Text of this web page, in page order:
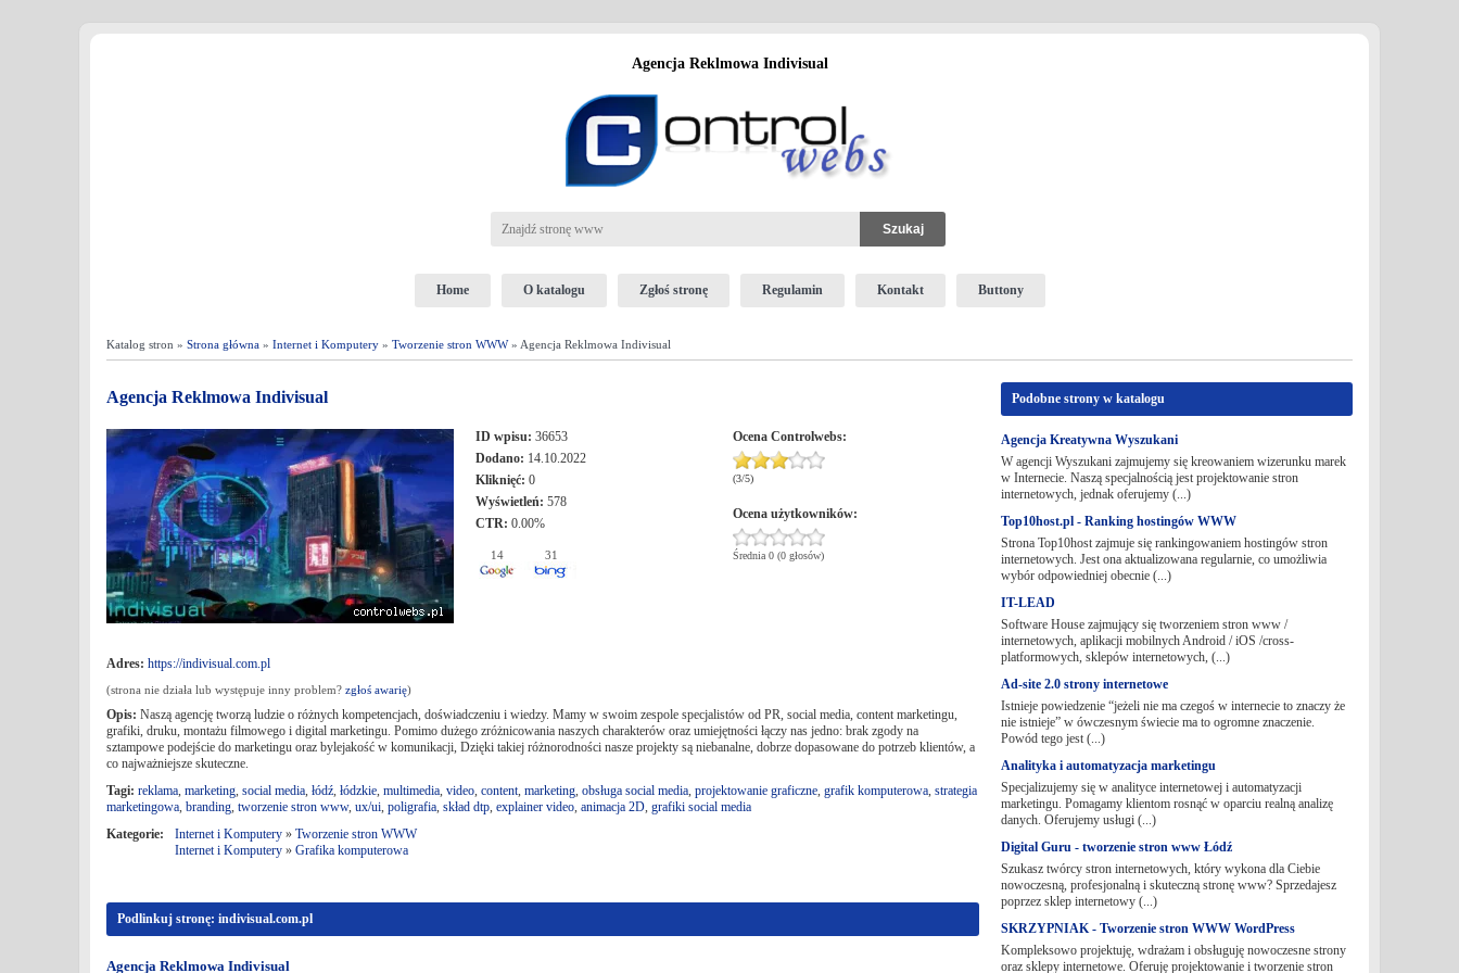
Agencja Reklmowa Indivisual
Home O katalogu Zgłoś stronę Regulamin Kontakt Buttony
Katalog stron » Strona główna » Internet i Komputery » Tworzenie stron WWW» Agencja Reklmowa Indivisual
Agencja Reklmowa Indivisual
ID wpisu: 36653
Dodano: 14.10.2022
Kliknięć: 0
Wyświetleń: 578
CTR: 0.00%
14 31
Ocena Controlwebs:
(3/5)
Ocena użytkowników:
Średnia 0 (0 głosów)
Adres: https://indivisual.com.pl
(strona nie działa lub występuje inny problem? zgłoś awarię)
Opis: Naszą agencję tworzą ludzie o różnych kompetencjach, doświadczeniu i wiedzy. Mamy w swoim zespole specjalistów od PR, social media, content marketingu,
grafiki, druku, montażu filmowego i digital marketingu. Pomimo dużego zróżnicowania naszych charakterów oraz umiejętności łączy nas jedno: brak zgody na
sztampowe podejście do marketingu oraz bylejakość w komunikacji, Dzięki takiej różnorodności nasze projekty są niebanalne, dobrze dopasowane do potrzeb klientów, a
co najważniejsze skuteczne.
Tagi: reklama, marketing, social media, łódź, łódzkie, multimedia, video, content, marketing, obsługa social media, projektowanie graficzne, grafik komputerowa, strategia
marketingowa, branding, tworzenie stron www, ux/ui, poligrafia, skład dtp, explainer video, animacja 2D, grafiki social media
Kategorie:
Internet i Komputery » Tworzenie stron WWW
Internet i Komputery » Grafika komputerowa
Podlinkuj stronę: indivisual.com.pl
Agencja Reklmowa Indivisual
Podobne strony w katalogu
Agencja Kreatywna Wyszukani
W agencji Wyszukani zajmujemy się kreowaniem wizerunku marek
w Internecie. Naszą specjalnością jest projektowanie stron
internetowych, jednak oferujemy (...)
Top10host.pl - Ranking hostingów WWW
Strona Top10host zajmuje się rankingowaniem hostingów stron
internetowych. Jest ona aktualizowana regularnie, co umożliwia
wybór odpowiedniej obecnie (...)
IT-LEAD
Software House zajmujący się tworzeniem stron www /
internetowych, aplikacji mobilnych Android / iOS /cross-
platformowych, sklepów internetowych, (...)
Ad-site 2.0 strony internetowe
Istnieje powiedzenie “jeżeli nie ma czegoś w internecie to znaczy że
nie istnieje” w ówczesnym świecie ma to ogromne znaczenie.
Powód tego jest (...)
Analityka i automatyzacja marketingu
Specjalizujemy się w analityce internetowej i automatyzacji
marketingu. Pomagamy klientom rosnąć w oparciu realną analizę
danych. Oferujemy usługi (...)
Digital Guru - tworzenie stron www Łódź
Szukasz twórcy stron internetowych, który wykona dla Ciebie
nowoczesną, profesjonalną i skuteczną stronę www? Sprzedajesz
poprzez sklep internetowy (...)
SKRZYPNIAK - Tworzenie stron WWW WordPress
Kompleksowo projektuję, wdrażam i obsługuję nowoczesne strony
oraz sklepy internetowe. Oferuję projektowanie i tworzenie stron